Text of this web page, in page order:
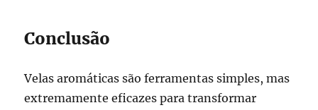
Conclusão
Velas aromáticas são ferramentas simples, mas
extremamente eficazes para transformar